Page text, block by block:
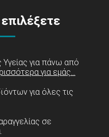
για πάνω από
για εμάς...
για όλες τις
σε